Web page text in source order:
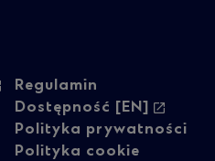
Footer
Regulamin
Dostępność [EN]
Polityka prywatności
Polityka cookie